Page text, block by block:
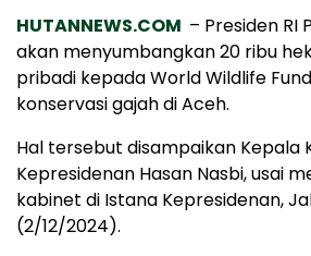
HUTANNEWS.COM – Presiden RI
akan menyumbangkan 20 ribu
pribadi kepada World Wildlife
konservasi gajah di Aceh.
Hal tersebut disampaikan Kepala
Kepresidenan Hasan Nasbi, usai
kabinet di Istana Kepresidenan,
(2/12/2024).